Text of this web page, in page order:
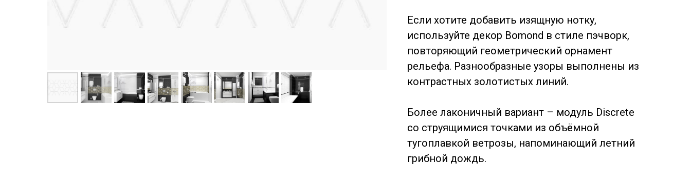
Если хотите добавить изящную нотку,
используйте декор Bomond в стиле пэчворк,
повторяющий геометрический орнамент
рельефа. Разнообразные узоры выполнены из
контрастных золотистых линий.
Более лаконичный вариант – модуль Discrete
со струящимися точками из объёмной
тугоплавкой ветрозы, напоминающий летний
грибной дождь.